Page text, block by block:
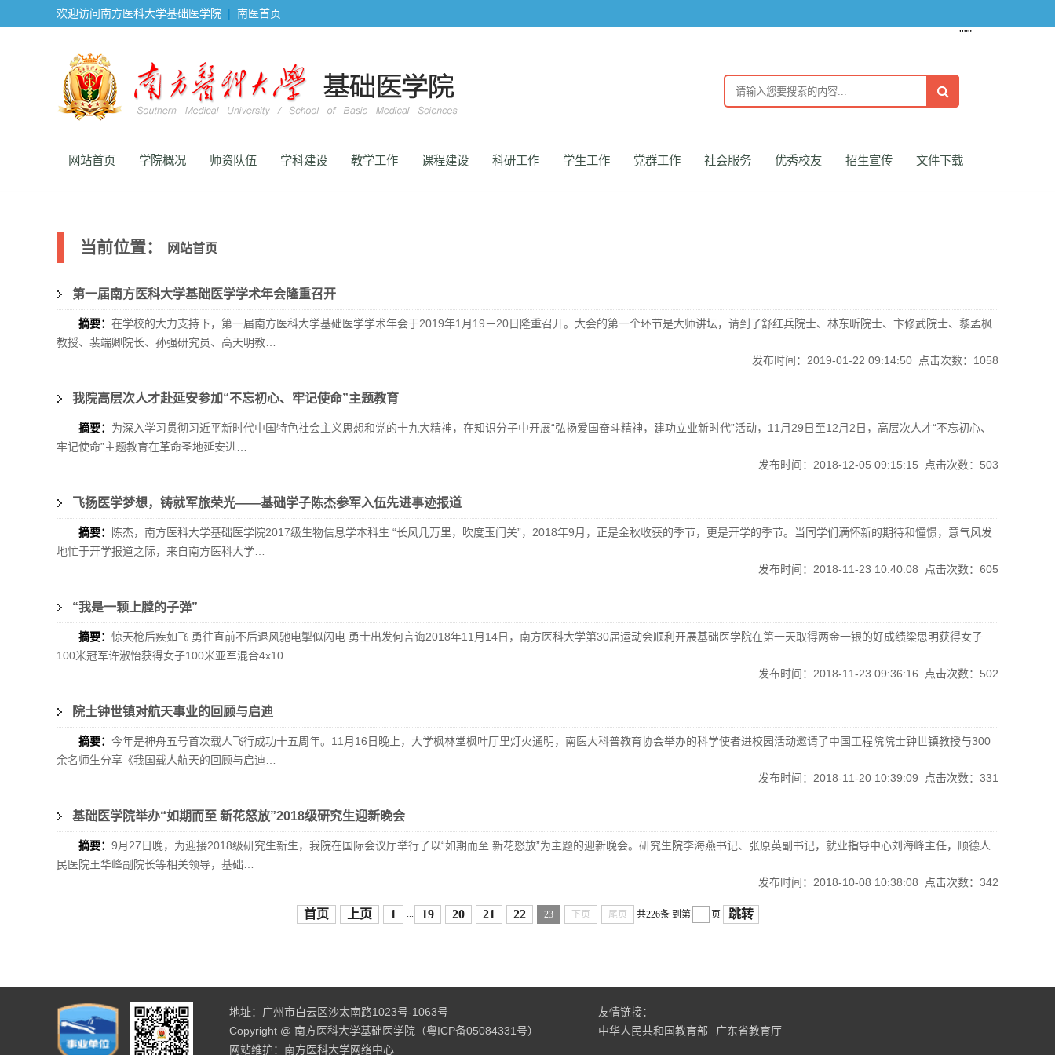
欢迎访问南方医科大学基础医学院 | 南医首页
''""
网站首页 学院概况 师资队伍 学科建设 教学工作 课程建设 科研工作 学生工作 党群工作 社会服务 优秀校友 招生宣传 文件下载
当前位置： 网站首页
第一届南方医科大学基础医学学术年会隆重召开
摘要： 在学校的大力支持下，第一届南方医科大学基础医学学术年会于2019年1月19－20日隆重召开。大会的第一个环节是大师讲坛，请到了舒红兵院士、林东昕院士、卞修武院士、黎孟枫
教授、裴端卿院长、孙强研究员、高天明教…
发布时间：2019-01-22 09:14:50 点击次数： 1058
我院高层次人才赴延安参加“不忘初心、牢记使命”主题教育
摘要： 为深入学习贯彻习近平新时代中国特色社会主义思想和党的十九大精神，在知识分子中开展“弘扬爱国奋斗精神，建功立业新时代”活动，11月29日至12月2日，高层次人才“不忘初心、
牢记使命”主题教育在革命圣地延安进…
发布时间：2018-12-05 09:15:15 点击次数： 503
飞扬医学梦想，铸就军旅荣光——基础学子陈杰参军入伍先进事迹报道
摘要：
陈杰，南方医科大学基础医学院2017级生物信息学本科生 “长风几万里，吹度玉门关”，2018年9月，正是金秋收获的季节，更是开学的季节。当同学们满怀新的期待和憧憬，意气风发
地忙于开学报道之际，来自南方医科大学…
发布时间：2018-11-23 10:40:08 点击次数： 605
“我是一颗上膛的子弹”
摘要： 惊天枪后疾如飞 勇往直前不后退风驰电掣似闪电 勇士出发何言诲2018年11月14日，南方医科大学第30届运动会顺利开展基础医学院在第一天取得两金一银的好成绩梁思明获得女子
100米冠军许淑怡获得女子100米亚军混合4x10…
发布时间：2018-11-23 09:36:16 点击次数： 502
院士钟世镇对航天事业的回顾与启迪
摘要： 今年是神舟五号首次载人飞行成功十五周年。11月16日晚上，大学枫林堂枫叶厅里灯火通明，南医大科普教育协会举办的科学使者进校园活动邀请了中国工程院院士钟世镇教授与300
余名师生分享《我国载人航天的回顾与启迪…
发布时间：2018-11-20 10:39:09 点击次数： 331
基础医学院举办“如期而至 新花怒放”2018级研究生迎新晚会
摘要： ​9月27日晚，为迎接2018级研究生新生，我院在国际会议厅举行了以“如期而至 新花怒放”为主题的迎新晚会。研究生院李海燕书记、张原英副书记，就业指导中心刘海峰主任，顺德人
民医院王华峰副院长等相关领导，基础…
发布时间：2018-10-08 10:38:08 点击次数： 342
首页 上页 1 19 20 21 22 23 下页 尾页 共226条 到第 页 跳转
地址：广州市白云区沙太南路1023号-1063号
Copyright @ 南方医科大学基础医学院（粤ICP备05084331号）
网站维护：南方医科大学网络中心
友情链接：
中华人民共和国教育部
广东省教育厅